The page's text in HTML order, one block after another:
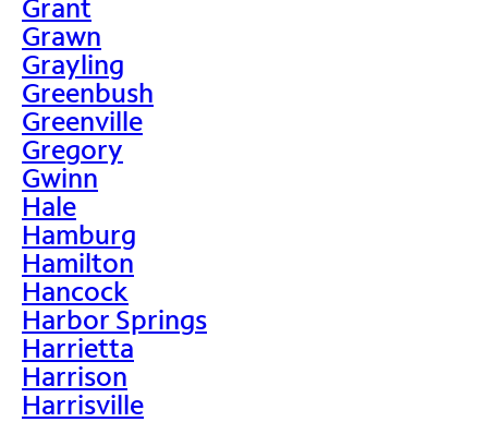
Grant
Grawn
Grayling
Greenbush
Greenville
Gregory
Gwinn
Hale
Hamburg
Hamilton
Hancock
Harbor Springs
Harrietta
Harrison
Harrisville